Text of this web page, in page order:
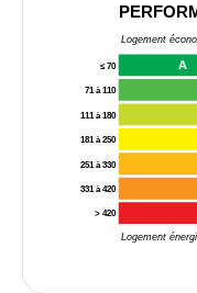
Logement
Logement
≤ 70 A
71 à 110
111 à 180
181 à 250
251 à 330
331 à 420
> 420